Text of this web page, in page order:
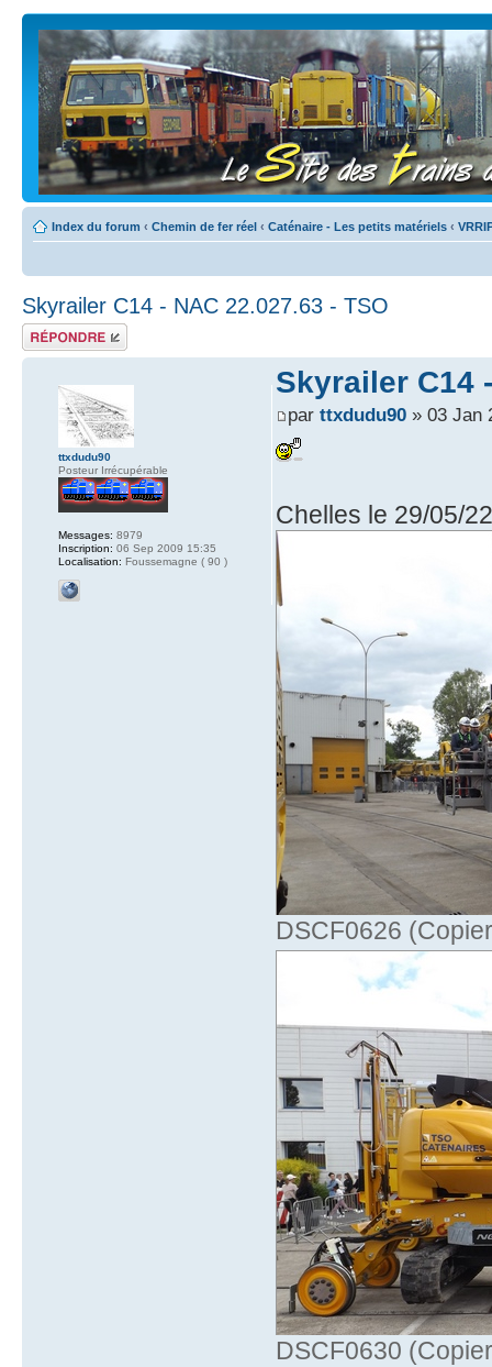
Index du forum ‹ Chemin de fer réel ‹ Caténaire - Les petits matériels ‹
Skyrailer C14 - NAC 22.027.63 - TSO
Répondre
Skyrailer C14
par ttxdudu90» 03 Jan
Chelles le 29/05/22
DSCF0626
DSCF0630
ttxdudu90
Posteur Irrécupérable
Messages: 8979
Inscription: 06 Sep 2009 15:35
Localisation: Foussemagne ( 90 )